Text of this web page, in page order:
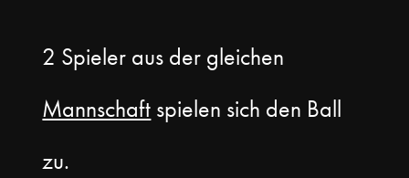
2 Spieler aus der gleichen
Mannschaft spielen sich den Ball
zu.